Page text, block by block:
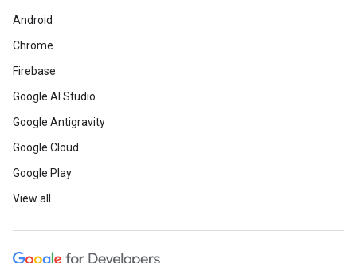
Android
Chrome
Firebase
Google AI Studio
Google Antigravity
Google Cloud
Google Play
View all